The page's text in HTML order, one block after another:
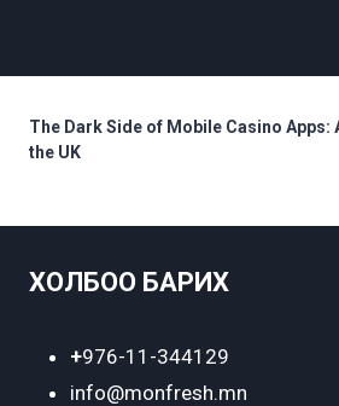
The Dark Side of Mobile Casino Apps:
the UK
ХОЛБОО БАРИХ
+976-11-344129
info@monfresh.mn